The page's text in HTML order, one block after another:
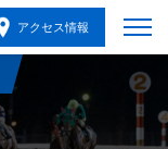
アクセス情報